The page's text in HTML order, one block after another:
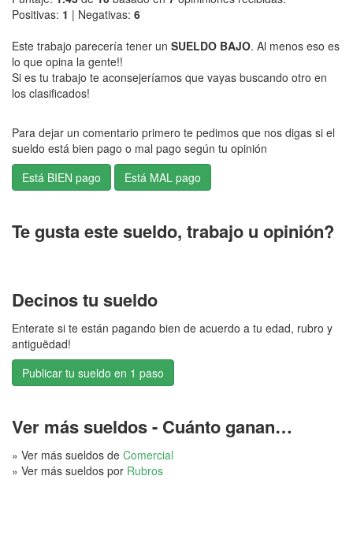
Positivas: 1 | Negativas: 6
Este trabajo parecería tener un SUELDO BAJO. Al menos eso es
lo que opina la gente!!
Si es tu trabajo te aconsejeríamos que vayas buscando otro en
los clasificados!
Para dejar un comentario primero te pedimos que nos digas si el
sueldo está bien pago o mal pago según tu opinión
Te gusta este sueldo, trabajo u opinión?
Decinos tu sueldo
Enterate si te están pagando bien de acuerdo a tu edad, rubro y
antiguëdad!
Publicar tu sueldo en 1 paso
Ver más sueldos - Cuánto ganan…
» Ver más sueldos de Comercial
» Ver más sueldos por Rubros